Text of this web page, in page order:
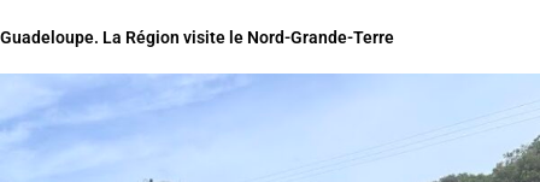
Guadeloupe. La Région visite le Nord-Grande-Terre